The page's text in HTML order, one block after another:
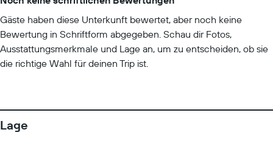
Gäste haben diese Unterkunft bewertet, aber noch keine
Bewertung in Schriftform abgegeben. Schau dir Fotos,
Ausstattungsmerkmale und Lage an, um zu entscheiden, ob sie
die richtige Wahl für deinen Trip ist.
Lage